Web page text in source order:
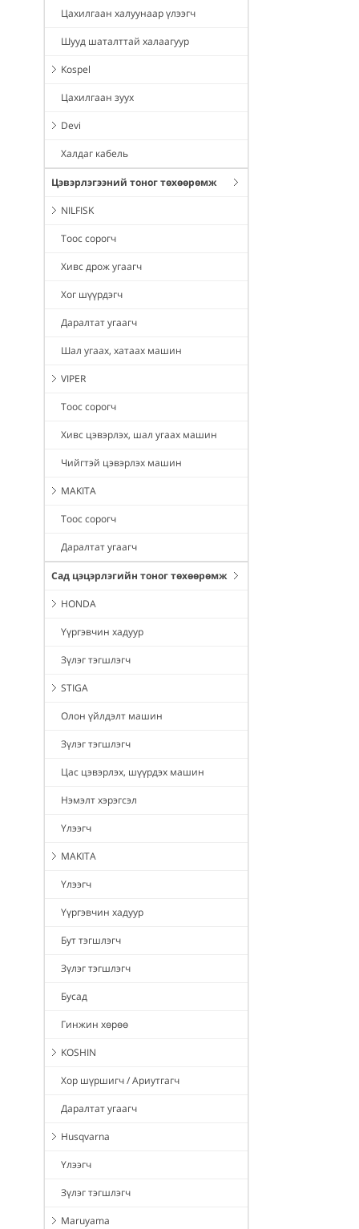
Цахилгаан халуунаар үлээгч
Шууд шаталттай халаагуур
Kospel
Цахилгаан зуух
Devi
Халдаг кабель
Цэвэрлэгээний тоног төхөөрөмж
NILFISK
Тоос сорогч
Хивс дрож угаагч
Хог шүүрдэгч
Даралтат угаагч
Шал угаах, хатаах машин
VIPER
Тоос сорогч
Хивс цэвэрлэх, шал угаах машин
Чийгтэй цэвэрлэх машин
MAKITA
Тоос сорогч
Даралтат угаагч
Сад цэцэрлэгийн тоног төхөөрөмж
HONDA
Үүргэвчин хадуур
Зүлэг тэгшлэгч
STIGA
Олон үйлдэлт машин
Зүлэг тэгшлэгч
Цас цэвэрлэх, шүүрдэх машин
Нэмэлт хэрэгсэл
Үлээгч
MAKITA
Үлээгч
Үүргэвчин хадуур
Бут тэгшлэгч
Зүлэг тэгшлэгч
Бусад
Гинжин хөрөө
KOSHIN
Хор шүршигч / Ариутгагч
Даралтат угаагч
Husqvarna
Үлээгч
Зүлэг тэгшлэгч
Maruyama